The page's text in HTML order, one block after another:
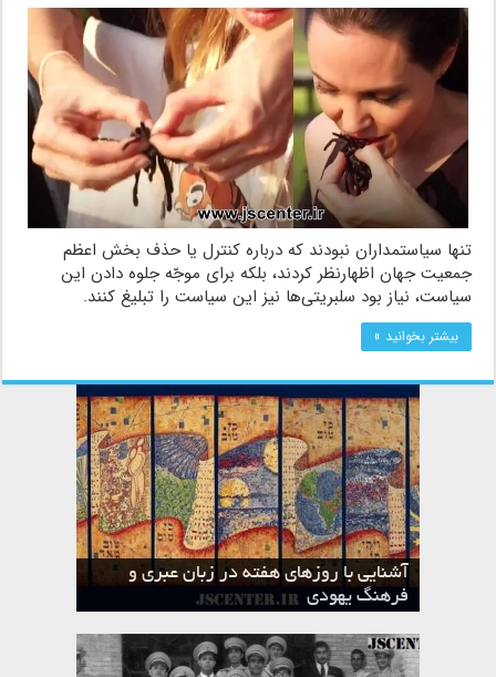
تنها سیاستمداران نبودند که درباره کنترل یا حذف بخش اعظم
جمعیت جهان اظهارنظر کردند، بلکه برای موجّه جلوه دادن این
سیاست، نیاز بود سلبریتی‌ها نیز این سیاست را تبلیغ کنند.
بیشتر بخوانید »
آشنایی با روزهای هفته در زبان عبری و
فرهنگ یهودی
ماه نیسان در تقویم عبری و میراث یهود
تقویم عبری
ماه شواط در تقویم عبری و میراث یهود
ماه طوت در تقویم عبری و میراث یهود
ماه حشوان در تقویم عبری و میراث یهود
ماه تیشری در تقویم عبری و میراث یهود
ماه الول در تقویم عبری و میراث یهود